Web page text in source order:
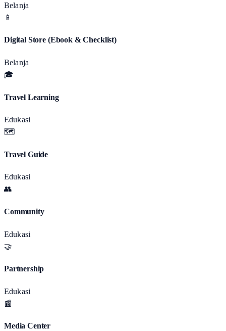
Belanja
📱
Digital Store (Ebook & Checklist)
Belanja
🎓
Travel Learning
Edukasi
🗺️
Travel Guide
Edukasi
👥
Community
Edukasi
🤝
Partnership
Edukasi
📰
Media Center